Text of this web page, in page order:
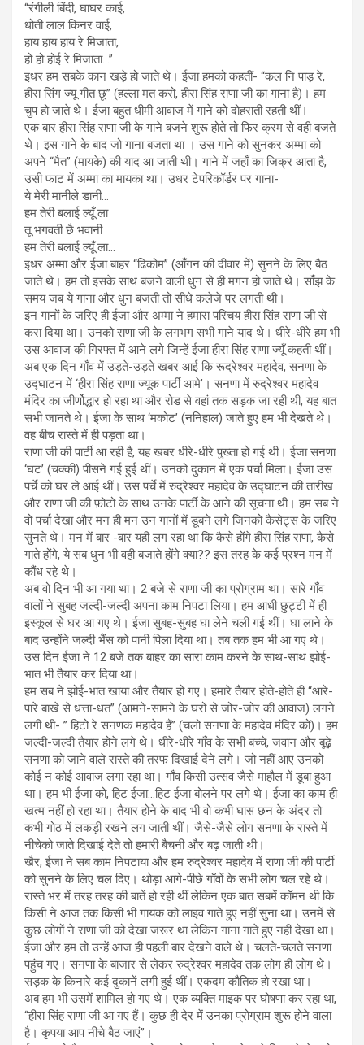
“रंगीली बिंदी, घाघर काई,
धोती लाल किनर वाई,
हाय हाय हाय रे मिजाता,
हो हो होई रे मिजाता…”
इधर हम सबके कान खड़े हो जाते थे। ईजा हमको कहतीं- “कल नि पाड़ रे,
हीरा सिंग ज्यू गीत छू” (हल्ला मत करो, हीरा सिंह राणा जी का गाना है)। हम
चुप हो जाते थे। ईजा बहुत धीमी आवाज में गाने को दोहराती रहती थीं।
एक बार हीरा सिंह राणा जी के गाने बजने शुरू होते तो फिर क्रम से वही बजते
थे। इस गाने के बाद जो गाना बजता था । उस गाने को सुनकर अम्मा को
अपने “मैत” (मायके) की याद आ जाती थी। गाने में जहाँ का जिक्र आता है,
उसी फाट में अम्मा का मायका था। उधर टेपरिकॉर्डर पर गाना-
ये मेरी मानीले डानी…
हम तेरी बलाई ल्यूँ ला
तू भगवती छै भवानी
हम तेरी बलाई ल्यूँ ला…
इधर अम्मा और ईजा बाहर “ढिकोम” (आँगन की दीवार में) सुनने के लिए बैठ
जाते थे। हम तो इसके साथ बजने वाली धुन से ही मगन हो जाते थे। साँझ के
समय जब ये गाना और धुन बजती तो सीधे कलेजे पर लगती थी।
इन गानों के जरिए ही ईजा और अम्मा ने हमारा परिचय हीरा सिंह राणा जी से
करा दिया था। उनको राणा जी के लगभग सभी गाने याद थे। धीरे-धीरे हम भी
उस आवाज की गिरफ्त में आने लगे जिन्हें ईजा हीरा सिंह राणा ज्यूँ कहती थीं।
अब एक दिन गाँव में उड़ते-उड़ते खबर आई कि रूद्रेश्वर महादेव, सनणा के
उद्घाटन में ‘हीरा सिंह राणा ज्यूक पार्टी आमे’। सनणा में रुद्रेश्वर महादेव
मंदिर का जीर्णोद्धार हो रहा था और रोड से वहां तक सड़क जा रही थी, यह बात
सभी जानते थे। ईजा के साथ ‘मकोट’ (ननिहाल) जाते हुए हम भी देखते थे।
वह बीच रास्ते में ही पड़ता था।
राणा जी की पार्टी आ रही है, यह खबर धीरे-धीरे पुख्ता हो गई थी। ईजा सनणा
‘घट’ (चक्की) पीसने गई हुई थीं। उनको दुकान में एक पर्चा मिला। ईजा उस
पर्चे को घर ले आई थीं। उस पर्चे में रुद्रेश्वर महादेव के उद्घाटन की तारीख
और राणा जी की फ़ोटो के साथ उनके पार्टी के आने की सूचना थी। हम सब ने
वो पर्चा देखा और मन ही मन उन गानों में डूबने लगे जिनको कैसेट्स के जरिए
सुनते थे। मन में बार -बार यही लग रहा था कि कैसे होंगे हीरा सिंह राणा, कैसे
गाते होंगे, ये सब धुन भी वही बजाते होंगे क्या?? इस तरह के कई प्रश्न मन में
कौंध रहे थे।
अब वो दिन भी आ गया था। 2 बजे से राणा जी का प्रोग्राम था। सारे गाँव
वालों ने सुबह जल्दी-जल्दी अपना काम निपटा लिया। हम आधी छुट्टी में ही
इस्कूल से घर आ गए थे। ईजा सुबह-सुबह घा लेने चली गई थीं। घा लाने के
बाद उन्होंने जल्दी भैंस को पानी पिला दिया था। तब तक हम भी आ गए थे।
उस दिन ईजा ने 12 बजे तक बाहर का सारा काम करने के साथ-साथ झोई-
भात भी तैयार कर दिया था।
हम सब ने झोई-भात खाया और तैयार हो गए। हमारे तैयार होते-होते ही “आरे-
पारे बाखे से धत्ता-धत” (आमने-सामने के घरों से जोर-जोर की आवाज) लगने
लगी थी- ” हिटो रे सनणक महादेव हैं” (चलो सनणा के महादेव मंदिर को)। हम
जल्दी-जल्दी तैयार होने लगे थे। धीरे-धीरे गाँव के सभी बच्चे, जवान और बूढ़े
सनणा को जाने वाले रास्ते की तरफ दिखाई देने लगे। जो नहीं आए उनको
कोई न कोई आवाज लगा रहा था। गाँव किसी उत्सव जैसे माहौल में डूबा हुआ
था। हम भी ईजा को, हिट ईजा…हिट ईजा बोलने पर लगे थे। ईजा का काम ही
खत्म नहीं हो रहा था। तैयार होने के बाद भी वो कभी घास छन के अंदर तो
कभी गोठ में लकड़ी रखने लग जाती थीं। जैसे-जैसे लोग सनणा के रास्ते में
नीचेको जाते दिखाई देते तो हमारी बैचनी और बढ़ जाती थी।
खैर, ईजा ने सब काम निपटाया और हम रुद्रेश्वर महादेव में राणा जी की पार्टी
को सुनने के लिए चल दिए। थोड़ा आगे-पीछे गाँवों के सभी लोग चल रहे थे।
रास्ते भर में तरह तरह की बातें हो रही थीं लेकिन एक बात सबमें कॉमन थी कि
किसी ने आज तक किसी भी गायक को लाइव गाते हुए नहीं सुना था। उनमें से
कुछ लोगों ने राणा जी को देखा जरूर था लेकिन गाना गाते हुए नहीं देखा था।
ईजा और हम तो उन्हें आज ही पहली बार देखने वाले थे। चलते-चलते सनणा
पहुंच गए। सनणा के बाजार से लेकर रुद्रेश्वर महादेव तक लोग ही लोग थे।
सड़क के किनारे कई दुकानें लगी हुई थीं। एकदम कौतिक हो रखा था।
अब हम भी उसमें शामिल हो गए थे। एक व्यक्ति माइक पर घोषणा कर रहा था,
“हीरा सिंह राणा जी आ गए हैं। कुछ ही देर में उनका प्रोग्राम शुरू होने वाला
है। कृपया आप नीचे बैठ जाएं”।